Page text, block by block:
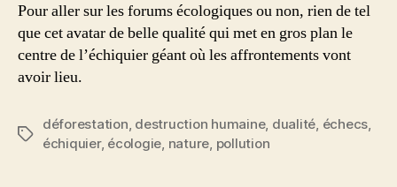
Pour aller sur les forums écologiques ou non, rien de tel
que cet avatar de belle qualité qui met en gros plan le
centre de l’échiquier géant où les affrontements vont
avoir lieu.
Étiquettes
déforestation, destruction humaine, dualité, échecs,
échiquier, écologie, nature, pollution